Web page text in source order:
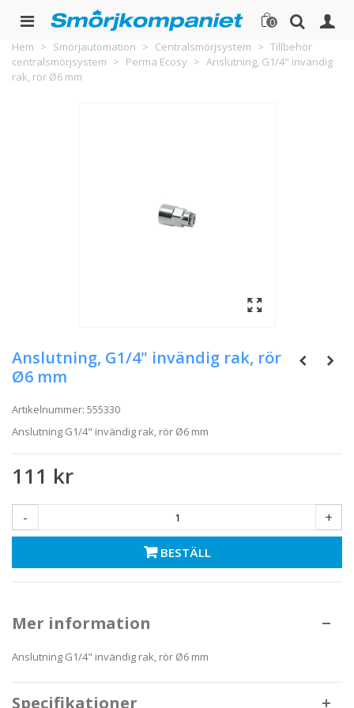
0
Hem > Smörjautomation > Centralsmörjsystem > Tillbehör
centralsmörjsystem > Perma Ecosy > Anslutning, G1/4" invändig
rak, rör Ø6 mm
Anslutning, G1/4" invändig rak, rör
Ø6 mm
Artikelnummer: 555330
Anslutning G1/4" invändig rak, rör Ø6 mm
111 kr
- +
BESTÄLL
Mer information
Anslutning G1/4" invändig rak, rör Ø6 mm
Specifikationer